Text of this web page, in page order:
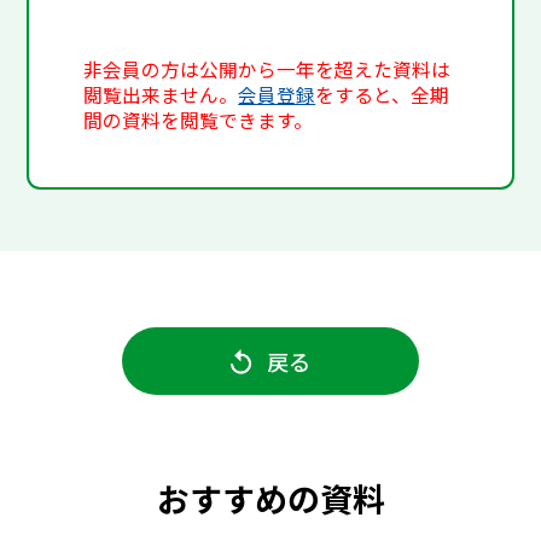
非会員の方は公開から一年を超えた資料は
閲覧出来ません。会員登録をすると、全期
間の資料を閲覧できます。
戻る
おすすめの資料